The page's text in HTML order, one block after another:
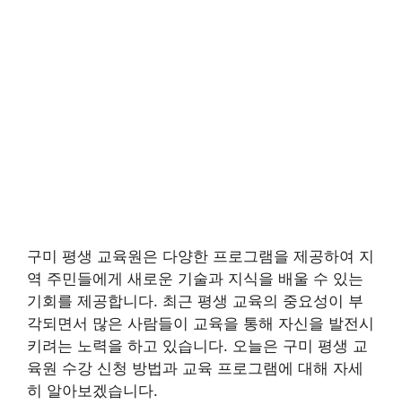
구미 평생 교육원은 다양한 프로그램을 제공하여 지
역 주민들에게 새로운 기술과 지식을 배울 수 있는
기회를 제공합니다. 최근 평생 교육의 중요성이 부
각되면서 많은 사람들이 교육을 통해 자신을 발전시
키려는 노력을 하고 있습니다. 오늘은 구미 평생 교
육원 수강 신청 방법과 교육 프로그램에 대해 자세
히 알아보겠습니다.